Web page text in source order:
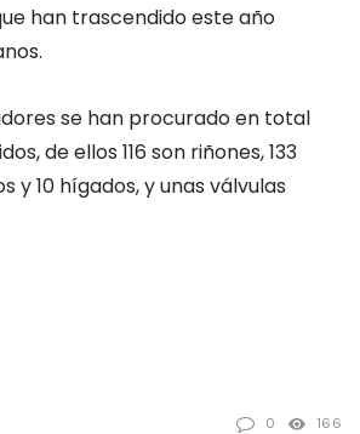
han trascendido este año
se han procurado en total
de ellos 116 son riñones, 133
y 10 hígados, y unas válvulas
0 166